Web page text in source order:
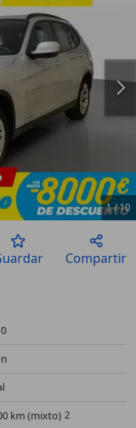
1/10
Compartir
km (mixto)